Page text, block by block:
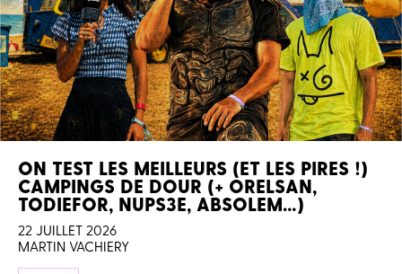
ON TEST LES MEILLEURS (ET LES PIRES !)
CAMPINGS DE DOUR (+ ORELSAN,
TODIEFOR, NUPS3E, ABSOLEM…)
22 JUILLET 2026
MARTIN VACHIERY